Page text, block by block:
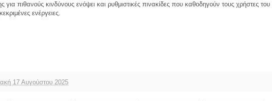
για πιθανούς κινδύνους ενόψει και ρυθμιστικές πινακίδες που καθοδηγούν τους χρήστες του
ενέργειες.
17 Αυγούστου 2025